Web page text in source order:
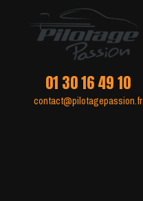
01 30 16 49 10
contact@pilotagepassion.fr